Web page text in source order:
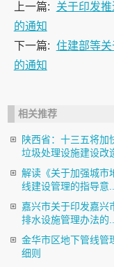
上一篇:
关于印发
的通知
下一篇: 住建部等
的通知
相关推荐
陕西省：十三五将加
垃圾处理设施建设改
解读《关于加强城市
线建设管理的指导意...
嘉兴市关于印发嘉兴
排水设施管理办法的...
金华市区地下管线管
细则